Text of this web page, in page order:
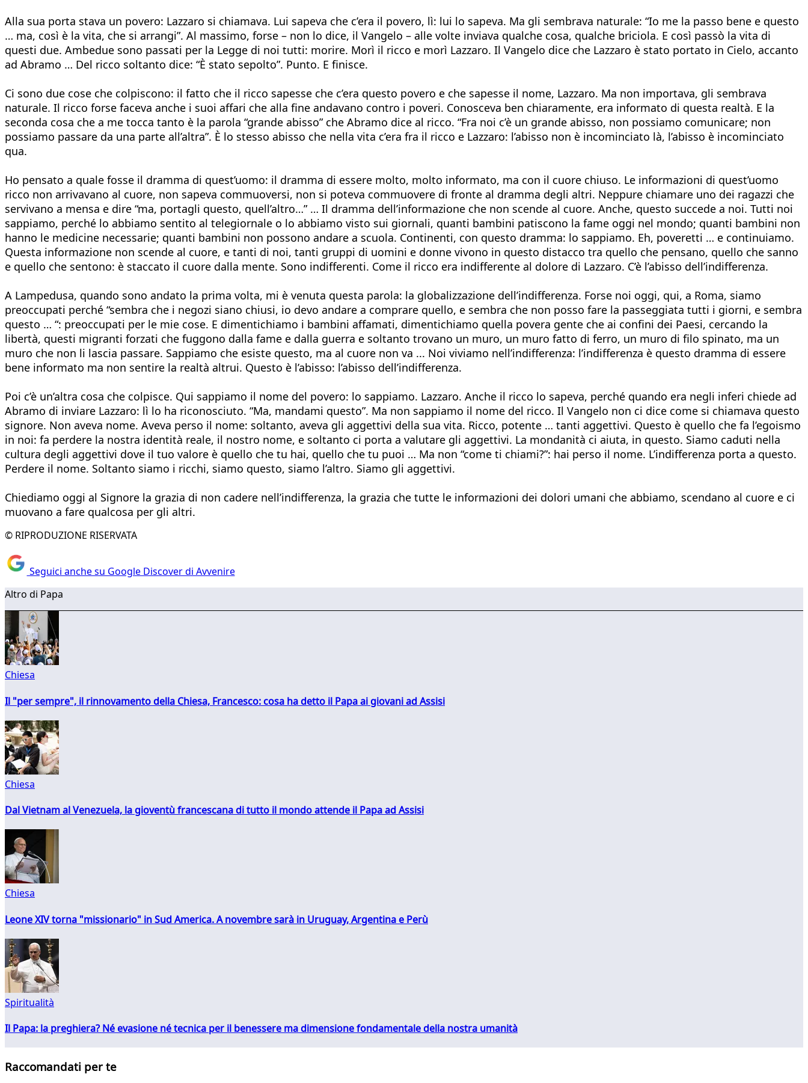
Alla sua porta stava un povero: Lazzaro si chiamava. Lui sapeva che c’era il povero, lì: lui lo sapeva. Ma gli sembrava naturale: “Io me la passo bene e questo
… ma, così è la vita, che si arrangi”. Al massimo, forse – non lo dice, il Vangelo – alle volte inviava qualche cosa, qualche briciola. E così passò la vita di
questi due. Ambedue sono passati per la Legge di noi tutti: morire. Morì il ricco e morì Lazzaro. Il Vangelo dice che Lazzaro è stato portato in Cielo, accanto
ad Abramo … Del ricco soltanto dice: “È stato sepolto”. Punto. E finisce.
Ci sono due cose che colpiscono: il fatto che il ricco sapesse che c’era questo povero e che sapesse il nome, Lazzaro. Ma non importava, gli sembrava
naturale. Il ricco forse faceva anche i suoi affari che alla fine andavano contro i poveri. Conosceva ben chiaramente, era informato di questa realtà. E la
seconda cosa che a me tocca tanto è la parola “grande abisso” che Abramo dice al ricco. “Fra noi c’è un grande abisso, non possiamo comunicare; non
possiamo passare da una parte all’altra”. È lo stesso abisso che nella vita c’era fra il ricco e Lazzaro: l’abisso non è incominciato là, l’abisso è incominciato
qua.
Ho pensato a quale fosse il dramma di quest’uomo: il dramma di essere molto, molto informato, ma con il cuore chiuso. Le informazioni di quest’uomo
ricco non arrivavano al cuore, non sapeva commuoversi, non si poteva commuovere di fronte al dramma degli altri. Neppure chiamare uno dei ragazzi che
servivano a mensa e dire “ma, portagli questo, quell’altro…” … Il dramma dell’informazione che non scende al cuore. Anche, questo succede a noi. Tutti noi
sappiamo, perché lo abbiamo sentito al telegiornale o lo abbiamo visto sui giornali, quanti bambini patiscono la fame oggi nel mondo; quanti bambini non
hanno le medicine necessarie; quanti bambini non possono andare a scuola. Continenti, con questo dramma: lo sappiamo. Eh, poveretti … e continuiamo.
Questa informazione non scende al cuore, e tanti di noi, tanti gruppi di uomini e donne vivono in questo distacco tra quello che pensano, quello che sanno
e quello che sentono: è staccato il cuore dalla mente. Sono indifferenti. Come il ricco era indifferente al dolore di Lazzaro. C’è l’abisso dell’indifferenza.
A Lampedusa, quando sono andato la prima volta, mi è venuta questa parola: la globalizzazione dell’indifferenza. Forse noi oggi, qui, a Roma, siamo
preoccupati perché “sembra che i negozi siano chiusi, io devo andare a comprare quello, e sembra che non posso fare la passeggiata tutti i giorni, e sembra
questo … “: preoccupati per le mie cose. E dimentichiamo i bambini affamati, dimentichiamo quella povera gente che ai confini dei Paesi, cercando la
libertà, questi migranti forzati che fuggono dalla fame e dalla guerra e soltanto trovano un muro, un muro fatto di ferro, un muro di filo spinato, ma un
muro che non li lascia passare. Sappiamo che esiste questo, ma al cuore non va ... Noi viviamo nell’indifferenza: l’indifferenza è questo dramma di essere
bene informato ma non sentire la realtà altrui. Questo è l’abisso: l’abisso dell’indifferenza.
Poi c’è un’altra cosa che colpisce. Qui sappiamo il nome del povero: lo sappiamo. Lazzaro. Anche il ricco lo sapeva, perché quando era negli inferi chiede ad
Abramo di inviare Lazzaro: lì lo ha riconosciuto. “Ma, mandami questo”. Ma non sappiamo il nome del ricco. Il Vangelo non ci dice come si chiamava questo
signore. Non aveva nome. Aveva perso il nome: soltanto, aveva gli aggettivi della sua vita. Ricco, potente … tanti aggettivi. Questo è quello che fa l’egoismo
in noi: fa perdere la nostra identità reale, il nostro nome, e soltanto ci porta a valutare gli aggettivi. La mondanità ci aiuta, in questo. Siamo caduti nella
cultura degli aggettivi dove il tuo valore è quello che tu hai, quello che tu puoi … Ma non “come ti chiami?”: hai perso il nome. L’indifferenza porta a questo.
Perdere il nome. Soltanto siamo i ricchi, siamo questo, siamo l’altro. Siamo gli aggettivi.
Chiediamo oggi al Signore la grazia di non cadere nell’indifferenza, la grazia che tutte le informazioni dei dolori umani che abbiamo, scendano al cuore e ci
muovano a fare qualcosa per gli altri.
© RIPRODUZIONE RISERVATA
Seguici anche su Google Discover di Avvenire
Altro di Papa
Chiesa
Il "per sempre", il rinnovamento della Chiesa, Francesco: cosa ha detto il Papa ai giovani ad Assisi
Chiesa
Dal Vietnam al Venezuela, la gioventù francescana di tutto il mondo attende il Papa ad Assisi
Chiesa
Leone XIV torna "missionario" in Sud America. A novembre sarà in Uruguay, Argentina e Perù
Spiritualità
Il Papa: la preghiera? Né evasione né tecnica per il benessere ma dimensione fondamentale della nostra umanità
Raccomandati per te